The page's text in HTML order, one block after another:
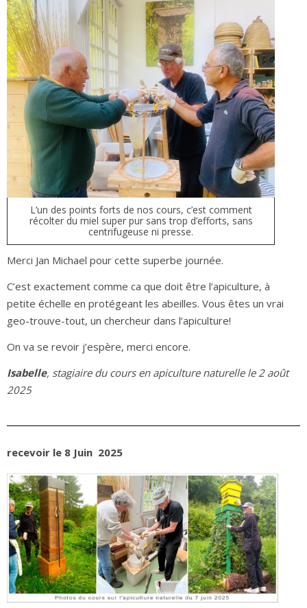
L’un des points forts de nos cours, c’est comment
récolter du miel super pur sans trop d’efforts, sans
centrifugeuse ni presse.
Merci Jan Michael pour cette superbe journée.
C’est exactement comme ca que doit être l’apiculture, à
petite échelle en protégeant les abeilles. Vous êtes un vrai
geo-trouve-tout, un chercheur dans l’apiculture!
On va se revoir j’espère, merci encore.
Isabelle, stagiaire du cours en apiculture naturelle le 2 août
2025
recevoir le 8 Juin 2025